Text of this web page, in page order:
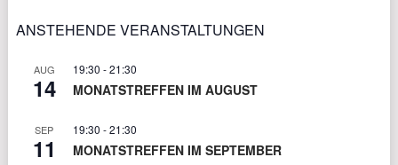
ANSTEHENDE VERANSTALTUNGEN
AUG
14
19:30 -21:30
MONATSTREFFEN IM AUGUST
SEP
11
19:30 -21:30
MONATSTREFFEN IM SEPTEMBER